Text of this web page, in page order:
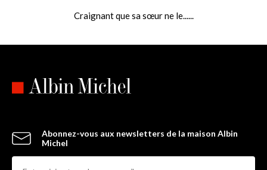
Craignant que sa sœur ne le......
Abonnez-vous aux newsletters de la maison Albin
Michel